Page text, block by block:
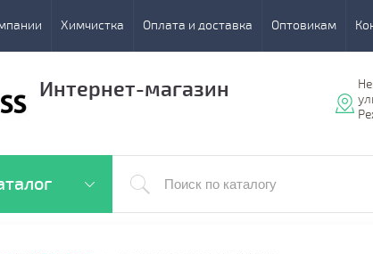
Химчистка Оплата и доставка Оптовикам
Интернет-магазин